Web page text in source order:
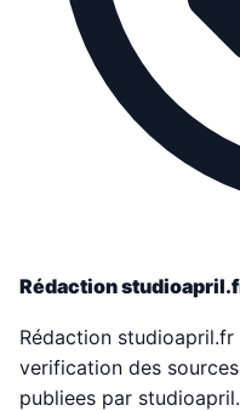
Rédaction
Rédaction
verification des
publiees par